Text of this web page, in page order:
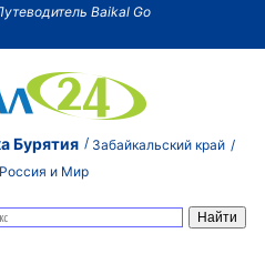
Baikal Go
Бурятия
Забайкальский край
Россия и Мир